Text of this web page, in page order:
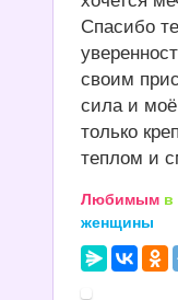
Спасибо
своим
сила и
только
теплом и
Любимым в
женщины